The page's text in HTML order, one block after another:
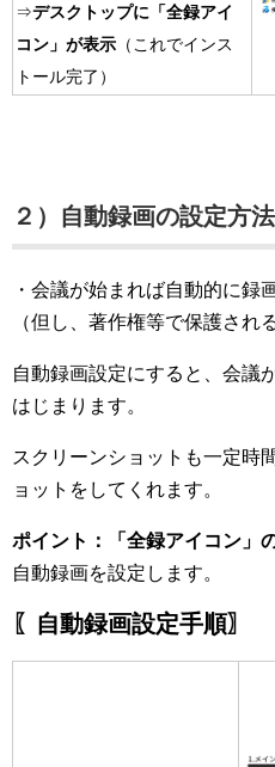
⇒デスクトップに「全録アイ
コン」が表示 （これでインス
トール完了）
２）自動録画の設定方法
・会議が始まれば自動的に録
（但し、著作権等で保護され
自動録画設定にすると、会議
はじまります。
スクリーンショットも一定時
ョットをしてくれます。
ポイント：「全録アイコン」
自動録画を設定します。
〖自動録画設定手順〗